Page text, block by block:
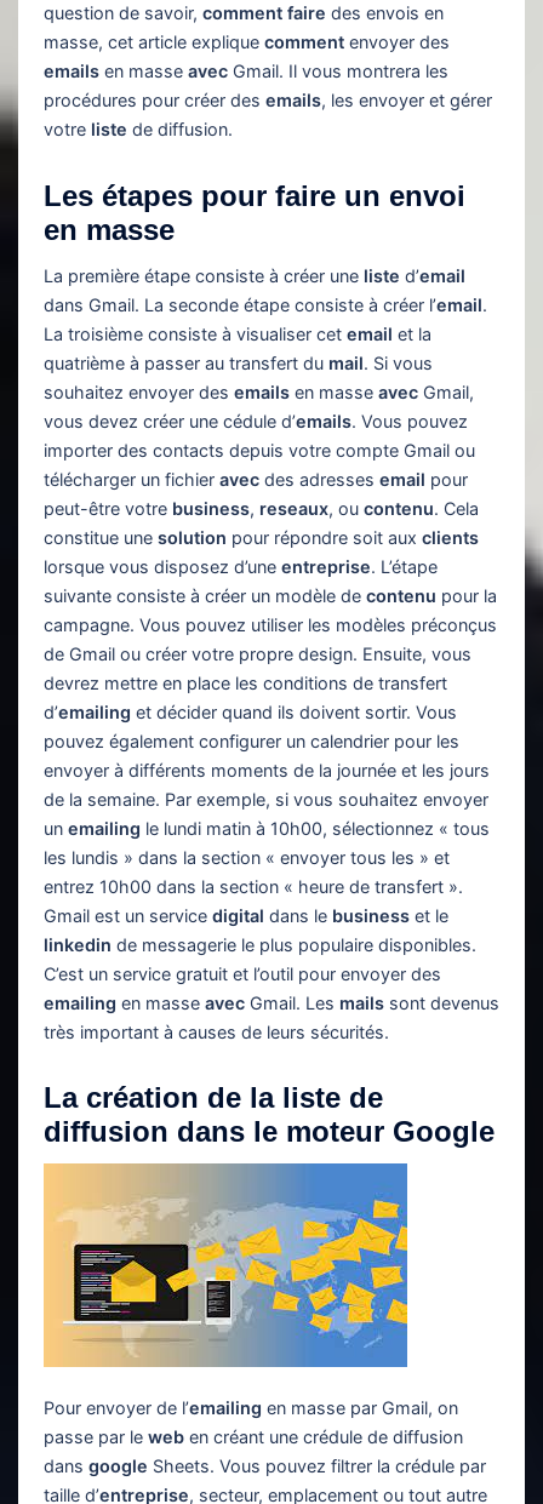
question de savoir, comment faire des envois en
masse, cet article explique commentenvoyer des
emailsen masse avecGmail. Il vous montrera les
procédures pour créer des emails, les envoyer et gérer
votre liste de diffusion.
Les étapes pour faire un envoi
en masse
La première étape consiste à créer une liste d’email
dans Gmail. La seconde étape consiste à créer l’email.
La troisième consiste à visualiser cet email et la
quatrième à passer au transfert du mail. Si vous
souhaitez envoyer des emailsen masse avecGmail,
vous devez créer une cédule d’emails. Vous pouvez
importer des contacts depuis votre compte Gmail ou
télécharger un fichier avecdes adresses email pour
peut-être votre business, reseaux, ou contenu. Cela
constitue une solution pour répondre soit aux clients
lorsque vous disposez d’une entreprise. L’étape
suivante consiste à créer un modèle de contenu pour la
campagne. Vous pouvez utiliser les modèles préconçus
de Gmail ou créer votre propre design. Ensuite, vous
devrez mettre en place les conditions de transfert
d’emailing et décider quand ils doivent sortir. Vous
pouvez également configurer un calendrier pour les
envoyer à différents moments de la journée et les jours
de la semaine. Par exemple, si vous souhaitez envoyer
un emailing le lundi matin à 10h00, sélectionnez « tous
les lundis » dans la section « envoyer tous les » et
entrez 10h00 dans la section « heure de transfert ».
Gmail est un service digital dans le businesset le
linkedin de messagerie le plus populaire disponibles.
C’est un service gratuit et l’outil pour envoyer des
emailing en masse avecGmail. Les mailssont devenus
très important à causes de leurs sécurités.
La création de la liste de
diffusion dans le moteur Google
Pour envoyer de l’emailing en masse par Gmail, on
passe par le weben créant une crédule de diffusion
dans google Sheets. Vous pouvez filtrer la crédule par
taille d’entreprise, secteur, emplacement ou tout autre